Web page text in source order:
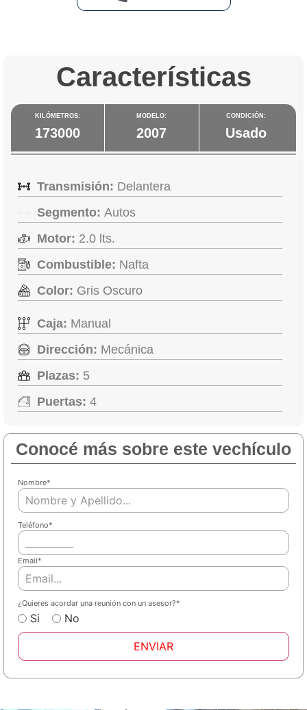
Características
KILÓMETROS:
173000
MODELO:
2007
CONDICIÓN:
Usado
Transmisión: Delantera
Segmento: Autos
Motor: 2.0 lts.
Combustible: Nafta
Color: Gris Oscuro
Caja: Manual
Dirección: Mecánica
Plazas: 5
Puertas: 4
Conocé más sobre este vechículo
Nombre*
Teléfono*
Email*
¿Quieres acordar una reunión con un asesor?*
Si No
ENVIAR